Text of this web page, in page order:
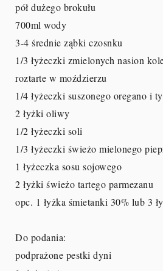
pół dużego brokułu
700ml wody
3-4 średnie ząbki czosnku
1/3 łyżeczki zmielonych nasion
roztarte w moździerzu
1/4 łyżeczki suszonego oregano i
2 łyżki oliwy
1/2 łyżeczki soli
1/3 łyżeczki świeżo mielonego
1 łyżeczka sosu sojowego
2 łyżki świeżo tartego parmezanu
opc. 1 łyżka śmietanki 30% lub 3
Do podania:
podprażone pestki dyni